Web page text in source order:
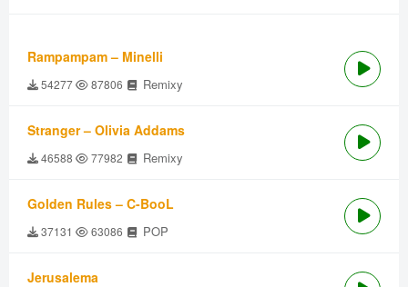
Rampampam – Minelli
54277 87806 Remixy
Stranger – Olivia Addams
46588 77982 Remixy
Golden Rules – C-BooL
37131 63086 POP
Jerusalema